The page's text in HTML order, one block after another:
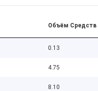
Объём Средств
0.13
4.75
8.10